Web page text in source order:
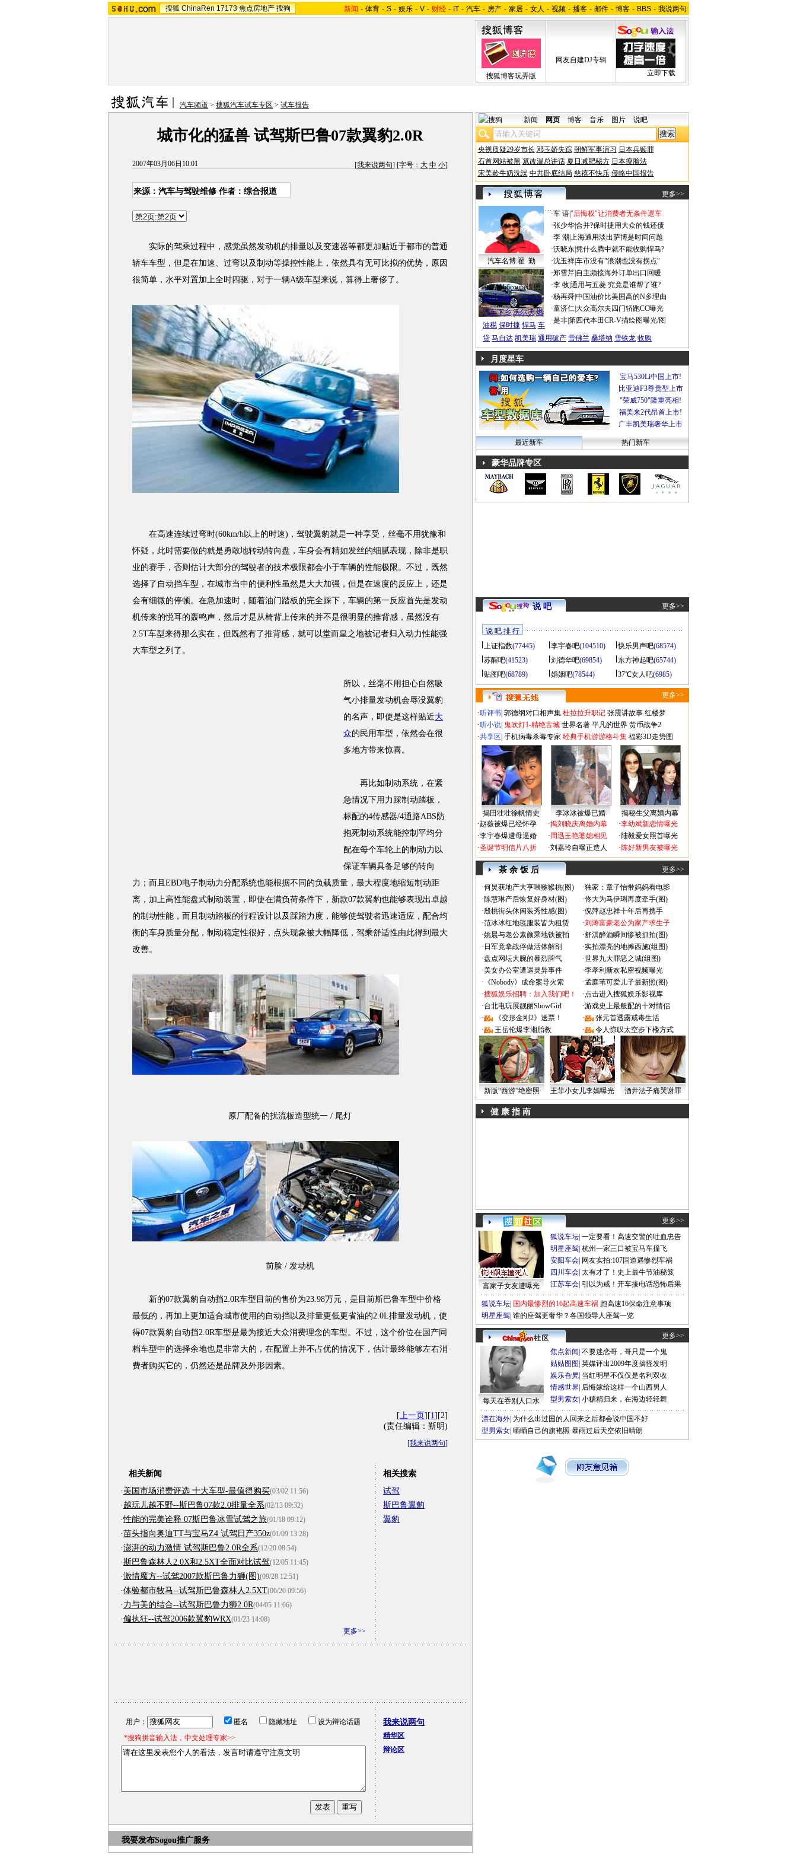
搜狐 ChinaRen 17173 焦点房地产 搜狗 新闻 - 体育 - S - 娱乐 - V - 财经 - IT - 汽车 - 房产 - 家居 - 女人 - 视频 - 播客 - 邮件 - 博客 - BBS - 我说两句
搜狐博客玩弄版
网友自建DJ专辑
立即下载
汽车频道 > 搜狐汽车试车专区 > 试车报告
城市化的猛兽 试驾斯巴鲁07款翼豹2.0R
2007年03月06日10:01 [我来说两句] [字号： 大 中 小]
来源：汽车与驾驶维修 作者：综合报道
实际的驾乘过程中，感觉虽然发动机的排量以及变速器等都更加贴近于都市的普通
轿车车型，但是在加速、过弯以及制动等操控性能上，依然具有无可比拟的优势，原因
很简单，水平对置加上全时四驱，对于一辆A级车型来说，算得上奢侈了。
在高速连续过弯时(60km/h以上的时速)，驾驶翼豹就是一种享受，丝毫不用犹豫和
怀疑，此时需要做的就是勇敢地转动转向盘，车身会有精如发丝的细腻表现，除非是职
业的赛手，否则估计大部分的驾驶者的技术极限都会小于车辆的性能极限。不过，既然
选择了自动挡车型，在城市当中的便利性虽然是大大加强，但是在速度的反应上，还是
会有细微的停顿。在急加速时，随着油门踏板的完全踩下，车辆的第一反应首先是发动
机传来的悦耳的轰鸣声，然后才是从椅背上传来的并不是很明显的推背感，虽然没有
2.5T车型来得那么实在，但既然有了推背感，就可以堂而皇之地被记者归入动力性能强
大车型之列了。
所以，丝毫不用担心自然吸
气小排量发动机会辱没翼豹
的名声，即使是这样贴近大
众的民用车型，依然会在很
多地方带来惊喜。
再比如制动系统，在紧
急情况下用力踩制动踏板，
标配的4传感器/4通路ABS防
抱死制动系统能控制平均分
配在每个车轮上的制动力以
保证车辆具备足够的转向
力；而且EBD电子制动力分配系统也能根据不同的负载质量，最大程度地缩短制动距
离，加上高性能盘式制动装置，即使在满负荷条件下，新款07款翼豹也能够表现出卓越
的制动性能，而且制动踏板的行程设计以及踩踏力度，能够使驾驶者迅速适应，配合均
衡的车身质量分配，制动稳定性很好，点头现象被大幅降低，驾乘舒适性由此得到最大
改善。
原厂配备的扰流板造型统一 / 尾灯
前脸 / 发动机
新的07款翼豹自动挡2.0R车型目前的售价为23.98万元，是目前斯巴鲁车型中价格
最低的，再加上更加适合城市使用的自动挡以及排量更低更省油的2.0L排量发动机，使
得07款翼豹自动挡2.0R车型是最为接近大众消费理念的车型。不过，这个价位在国产同
档车型中的选择余地也是非常大的，在配置上并不占优的情况下，估计最终能够左右消
费者购买它的，仍然还是品牌及外形因素。
[上一页][1][2]
(责任编辑：斳明)
[我来说两句]
相关新闻
· 美国市场消费评选 十大车型-最值得购买(03/02 11:56)
· 越玩儿越不野--斯巴鲁07款2.0排量全系(02/13 09:32)
·性能的完美诠释 07斯巴鲁冰雪试驾之旅(01/18 09:12)
·苗头指向奥迪TT与宝马Z4 试驾日产350z(01/09 13:28)
·澎湃的动力激情 试驾斯巴鲁2.0R全系(12/20 08:54)
·斯巴鲁森林人2.0X和2.5XT全面对比试驾(12/05 11:45)
·激情魔方--试驾2007款斯巴鲁力狮(图)(09/28 12:51)
·体验都市牧马--试驾斯巴鲁森林人2.5XT(06/20 09:56)
· 力与美的结合--试驾斯巴鲁力狮2.0R(04/05 11:06)
·偏执狂--试驾2006款翼豹WRX(01/23 14:08)
更多>>
相关搜索
试驾
斯巴鲁翼豹
翼豹
用户： 匿名 隐藏地址
设为辩论话题
*搜狗拼音输入法，中文处理专家>>
我来说两句
精华区
辩论区
我要发布Sogou推广服务
新闻 网页 博客 音乐 图片 说吧
央视质疑29岁市长 邓玉娇失踪 朝鲜军事演习 日本兵赎罪
石首网站被黑 篡改温总讲话 夏日减肥秘方 日本瘦脸法
宋美龄牛奶洗澡 中共卧底结局 慈禧不快乐 侵略中国报告
更多>>
汽车名博:翟 勤
帕萨特b6coupe谍照
·车 语|"后悔权"让消费者无条件退车
·张少华|合并?保时捷用大众的钱还债
·李 潮 上海通用淡出萨博是时间问题
·沃晓东|凭什么腾中就不能收购悍马?
·沈玉祥|车市没有"浪潮也没有拐点"
·郑雪芹| 自主频接海外订单出口回暖
·李 牧|通用与五菱 究竟是谁帮了谁?
·杨再舜|中国油价比美国高的N多理由
·童济仁|大众高尔夫四门轿跑CC曝光
·是非|第四代本田CR-V描绘图曝光/图
热点标签： 车船税
汽车下乡 沃尔沃 燃
油税 保时捷 悍马 车
贷 马自达 凯美瑞 通用破产 雪佛兰 桑塔纳 雪铁龙 收购
月度星车
宝马530Li中国上市!
比亚迪F3尊贵型上市
"荣威750"隆重亮相!
福美来2代昂首上市!
广丰凯美瑞奢华上市
最近新车 热门新车
豪华品牌专区
说 吧 更多>>
说 吧 排 行
上证指数(77445) 李宇春吧(104510) 快乐男声吧(68574)
苏醒吧(41523) 刘德华吧(69854) 东方神起吧(65744)
贴图吧(68789) 婚姻吧(78544) 37℃女人吧(6985)
更多>>
·听评书 郭德纲对口相声集 杜拉拉升职记 张震讲故事 红楼梦
·听小说 鬼吹灯1-精绝古城 世界名著 平凡的世界 货币战争2
·共享区 手机病毒杀毒专家 经典手机游游格斗集 福彩3D走势图
揭田壮壮徐帆情史 李冰冰被爆已婚
揭秘生父离婚内幕
·赵薇被爆已经怀孕
·李宇春爆遭母逼婚
·圣诞节明信片八折
·揭刘晓庆离婚内幕
·周迅王艳婆媳相见
·刘嘉玲自曝正造人
·李幼斌新恋情曝光
·陆毅爱女照首曝光
·陈好新男友被曝光
茶 余 饭 后 更多>>
·何炅获地产大亨喂猕猴桃(图) ·独家：章子怡带妈妈看电影
·陈慧琳产后恢复好身材(图) ·佟大为马伊琍再度牵手(图)
·殷桃街头休闲装秀性感(图) ·倪萍赵忠祥十年后再携手
·范冰冰红地毯服装皆为租赁 ·刘涛富豪老公为家产求生子
·姚晨与老公素颜乘地铁被拍 ·舒淇醉酒瞬间惨被抓拍(图)
· 日军竟拿战俘做活体解剖 ·实拍漂亮的地摊西施(组图)
·盘点网坛大腕的暴烈脾气 ·世界九大罪恶之城(组图)
·美女办公室遭遇灵异事件 ·李孝利新欢私密视频曝光
· 《Nobody》成命案导火索 ·孟庭苇可爱儿子最新照(图)
·搜狐娱乐招聘：加入我们吧！ ·点击进入搜狐娱乐影视库
·台北电玩展靓丽ShowGirl ·游戏史上最般配的十对情侣
·
《变形金刚2》送票！ ·
张元首透露戒毒生活
·
王岳伦爆李湘胎教 · 令人惊叹太空步下楼方式
新版“西游”绝密照 王菲小女儿李嫣曝光 酒井法子痛哭谢罪
健 康 指 南
更多>>
富家子女友遭曝光
狐说车坛 一定要看！高速交警的吐血忠告
明星座驾 杭州一家三口被宝马车撞飞
安阳车会 网友实拍:107国道遇惨烈车祸
四川车会 太有才了！史上最牛节油秘笈
江苏车会 引以为戒！开车接电话恐怖后果
狐说车坛 国内最惨烈的16起高速车祸 跑高速16保命注意事项
明星座驾 谁的座驾更奢华？各国领导人座驾一览
更多>>
每天在吞别人口水
焦点新闻 不要迷恋哥，哥只是一个鬼
贴贴图图 英媒评出2009年度搞怪发明
娱乐旮旯 当红明星不仅仅是名利双收
情感世界 后悔嫁给这样一个山西男人
型男索女 小糖精归来，在海边轻轻舞
漂在海外 为什么出过国的人回来之后都会说中国不好
型男索女 晒晒自己的旗袍照 暴雨过后天空依旧晴朗